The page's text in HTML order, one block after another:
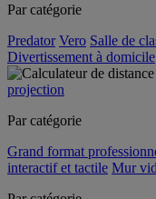
Par catégorie
Predator Vero Salle de
Divertissement à domicile
projection
Par catégorie
Grand format
interactif et tactile Mur